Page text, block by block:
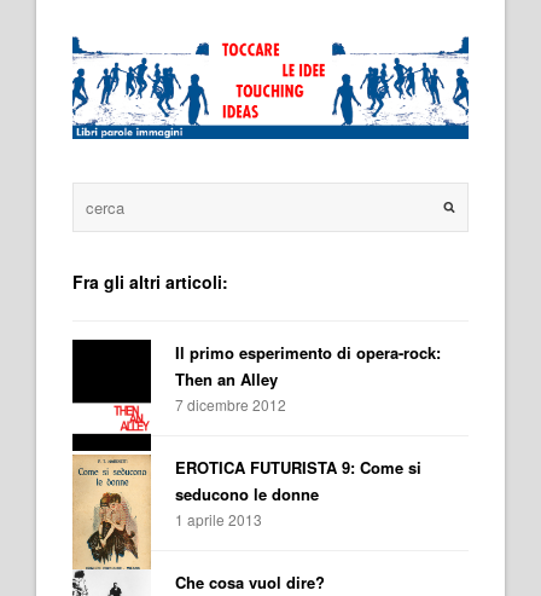
Fra gli altri articoli:
Il primo esperimento di opera-rock:
Then an Alley
7 dicembre 2012
EROTICA FUTURISTA 9: Come si
seducono le donne
1 aprile 2013
Che cosa vuol dire?